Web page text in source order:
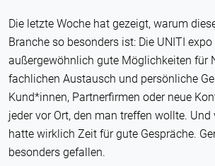
Die letzte Woche hat gezeigt, warum
Branche so besonders ist: Die UNITI
außergewöhnlich gute Möglichkeiten für
fachlichen Austausch und persönliche
Kund*innen, Partnerfirmen oder neue
jeder vor Ort, den man treffen wollte.
hatte wirklich Zeit für gute Gespräche.
besonders gefallen.